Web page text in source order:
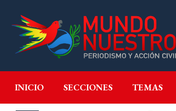
INICIO SECCIONES TEMAS
INICIO